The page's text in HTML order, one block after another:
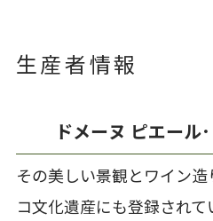
生産者情報
ドメーヌ ピエール
その美しい景観とワイン
コ文化遺産にも登録され